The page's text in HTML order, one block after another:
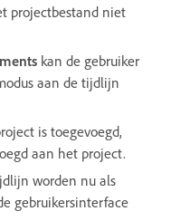
projectbestand niet
kan de gebruiker
aan de tijdlijn
is toegevoegd,
aan het project.
worden nu als
gebruikersinterface